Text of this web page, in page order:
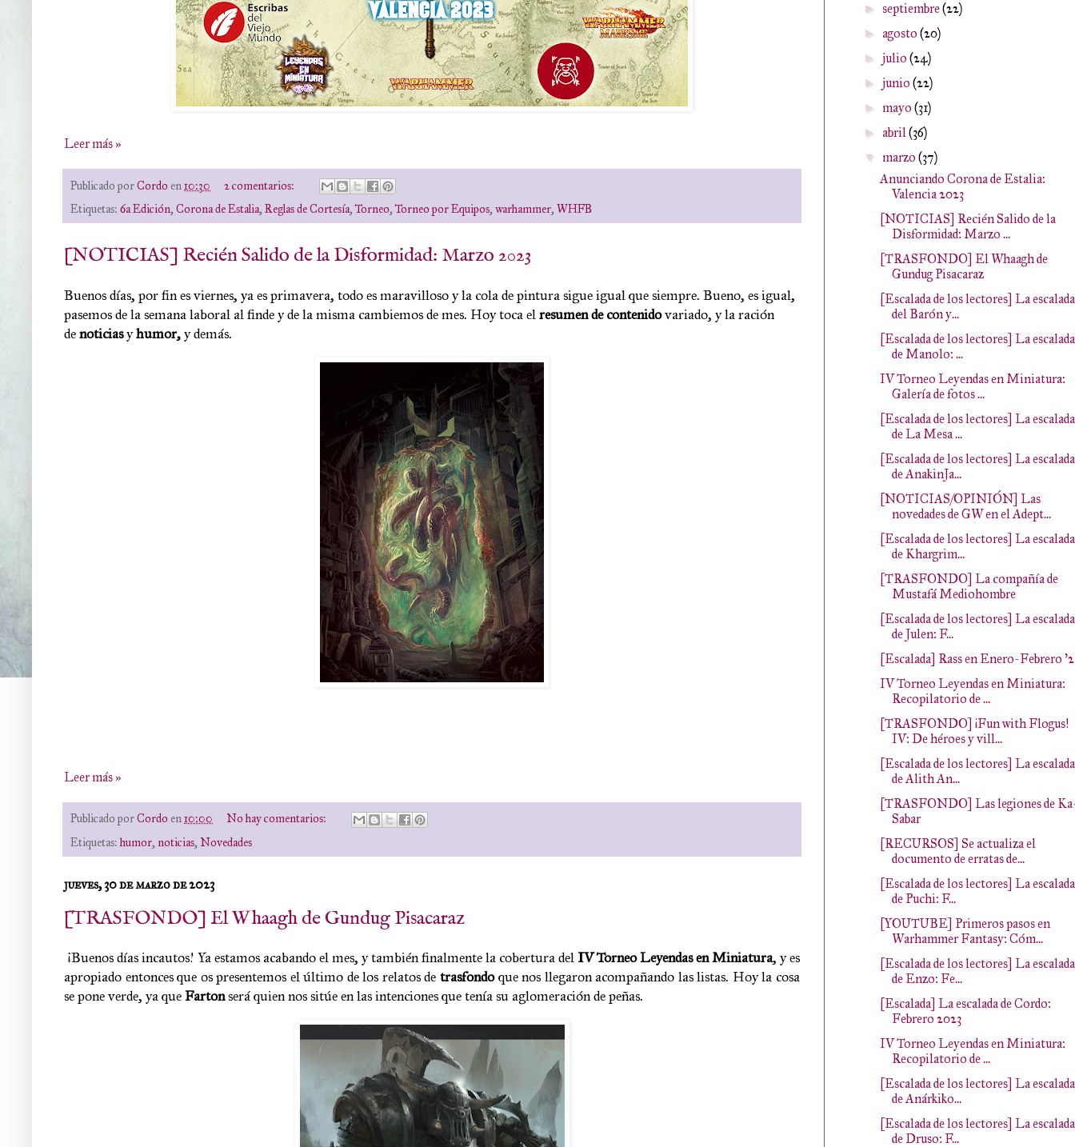
Leer más »
Publicado porCordo en10:30
2 comentarios:
Etiquetas: 6a Edición, Corona de Estalia, Reglas de Cortesía,Torneo,Torneo por Equipos, warhammer, WHFB
[NOTICIAS] Recién Salido de la Disformidad: Marzo 2023
Buenos días, por fin es viernes, ya es primavera, todo es maravilloso y la cola de pintura sigue igual que siempre. Bueno, es igual,
pasemos de la semana laboral al finde y de la misma cambiemos de mes. Hoy toca elresumen de contenidovariado, y la ración
denoticiasyhumor,y demás.
Leer más »
Publicado porCordo en10:00
No hay comentarios:
Etiquetas:humor, noticias, Novedades
jueves, 30 de marzo de 2023
[TRASFONDO] El Whaagh de Gundug Pisacaraz
¡Buenos días incautos! Ya estamos acabando el mes, y también finalmente la cobertura delIV Torneo Leyendas en Miniatura, y es
apropiado entonces que os presentemos el último de los relatos detrasfondoque nos llegaron acompañando las listas. Hoy la cosa
se pone verde, ya queFartonserá quien nos sitúe en las intenciones que tenía su aglomeración de peñas.
►septiembre(22)
► agosto(20)
►julio(24)
►junio(22)
► mayo(31)
► abril(36)
▼ marzo(37)
Anunciando Corona de Estalia:
Valencia 2023
[NOTICIAS] Recién Salido de la
Disformidad: Marzo ...
[TRASFONDO] El Whaagh de
Gundug Pisacaraz
[Escalada de los lectores] La escalada
del Barón y...
[Escalada de los lectores] La escalada
de Manolo: ...
IV Torneo Leyendas en Miniatura:
Galería de fotos ...
[Escalada de los lectores] La escalada
de La Mesa ...
[Escalada de los lectores] La escalada
de AnakinJa...
[NOTICIAS/OPINIÓN] Las
novedades de GW en el Adept...
[Escalada de los lectores] La escalada
de Khargrim...
[TRASFONDO] La compañía de
Mustafá Mediohombre
[Escalada de los lectores] La escalada
de Julen: F...
[Escalada] Rass en Enero-Febrero
IV Torneo Leyendas en Miniatura:
Recopilatorio de ...
[TRASFONDO] ¡Fun with Flogus!
IV: De héroes y vill...
[Escalada de los lectores] La escalada
de Alith An...
[TRASFONDO] Las legiones de
Sabar
[RECURSOS] Se actualiza el
documento de erratas de...
[Escalada de los lectores] La escalada
de Puchi: F...
[YOUTUBE] Primeros pasos en
Warhammer Fantasy: Cóm...
[Escalada de los lectores] La escalada
de Enzo: Fe...
[Escalada] La escalada de Cordo:
Febrero 2023
IV Torneo Leyendas en Miniatura:
Recopilatorio de ...
[Escalada de los lectores] La escalada
de Anárkiko...
[Escalada de los lectores] La escalada
de Druso: F...